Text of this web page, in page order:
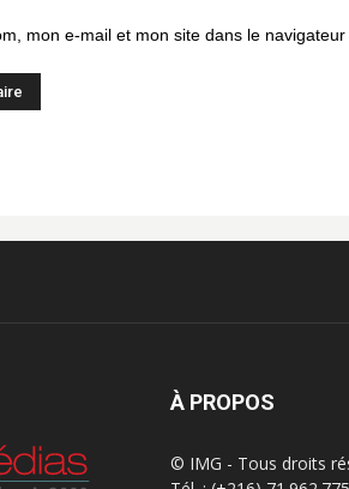
mon e-mail et mon site dans le
À PROPOS
© IMG - Tous droits